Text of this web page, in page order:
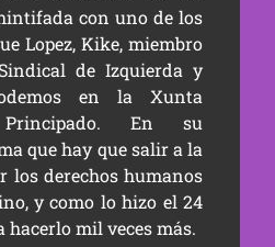
con uno de los
Lopez, Kike, miembro
de Izquierda y
en la Xunta
En su
que hay que salir a la
los derechos humanos
y como lo hizo el 24
hacerlo mil veces más.